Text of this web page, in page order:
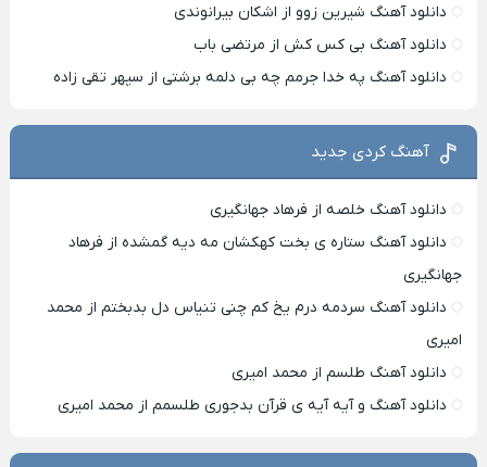
دانلود آهنگ شیرین زوو از اشکان بیرانوندی
دانلود آهنگ بی کس کش از مرتضی باب
دانلود آهنگ په خدا جرمم چه بی دلمه برشتی از سپهر تقی زاده
آهنگ کردی جدید
دانلود آهنگ خلصه از فرهاد جهانگیری
دانلود آهنگ ستاره ی بخت کهکشان مه دیه گمشده از فرهاد
جهانگیری
دانلود آهنگ سردمه درم یخ کم چنی تنیاس دل بدبختم از محمد
امیری
دانلود آهنگ طلسم از محمد امیری
دانلود آهنگ و آیه آیه ی قرآن بدجوری طلسمم از محمد امیری